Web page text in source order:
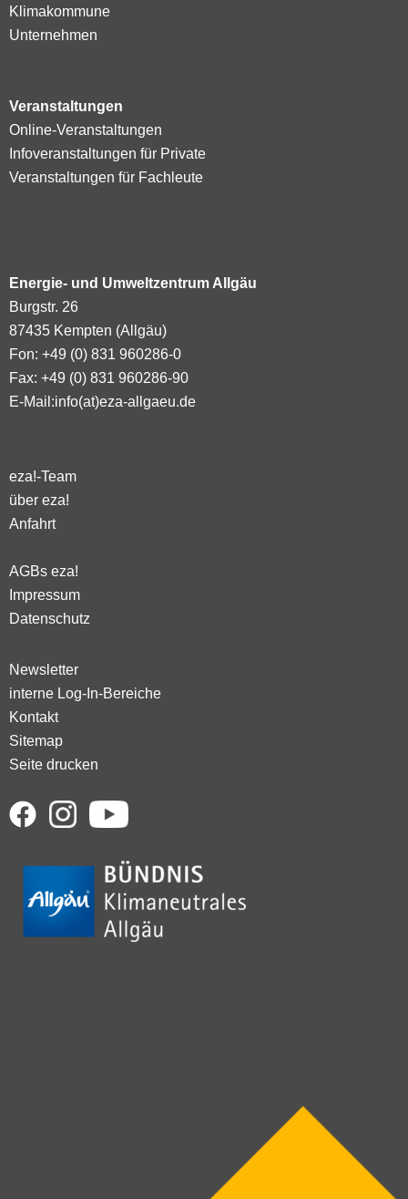
Klimakommune
Unternehmen
Veranstaltungen
Online-Veranstaltungen
Infoveranstaltungen für Private
Veranstaltungen für Fachleute
Energie- und Umweltzentrum Allgäu
Burgstr. 26
87435 Kempten (Allgäu)
Fon: +49 (0) 831 960286-0
Fax: +49 (0) 831 960286-90
E-Mail:info(at)eza-allgaeu.de
eza!-Team
über eza!
Anfahrt
AGBs eza!
Impressum
Datenschutz
Newsletter
interne Log-In-Bereiche
Kontakt
Sitemap
Seite drucken